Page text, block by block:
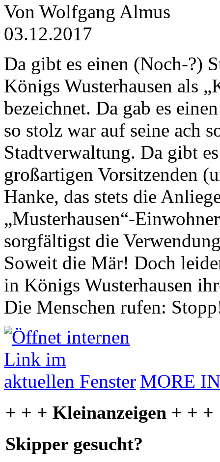
Von Wolfgang Almus
03.12.2017
Da gibt es einen (Noch-?)
Königs Wusterhausen als
bezeichnet. Da gab es
so stolz war auf seine ach
Stadtverwaltung. Da gibt
großartigen Vorsitzenden
Hanke, das stets die
„Musterhausen“-
sorgfältigst die
Soweit die Mär! Doch
in Königs Wusterhausen
Die Menschen rufen:
MORE
+ + + Kleinanzeigen + + +
Skipper gesucht?